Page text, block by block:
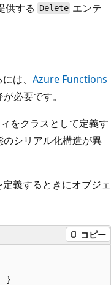
供する Delete エンテ
は、 Azure Functions
必要です。
をクラスとして定義す
シリアル化構造が異
義するときにオブジェ
コピー
}